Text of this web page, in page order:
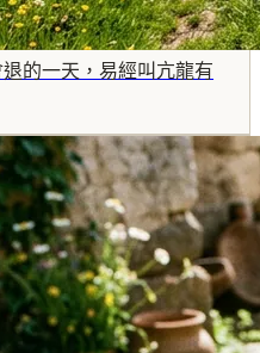
的一天，易經叫亢龍有